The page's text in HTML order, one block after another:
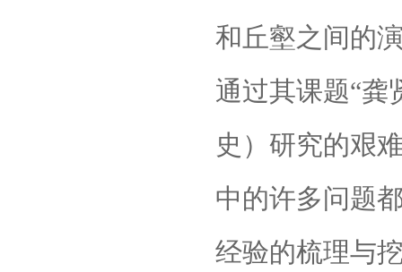
和丘壑之间的
通过其课题“龚
史）研究的艰
中的许多问题
经验的梳理与